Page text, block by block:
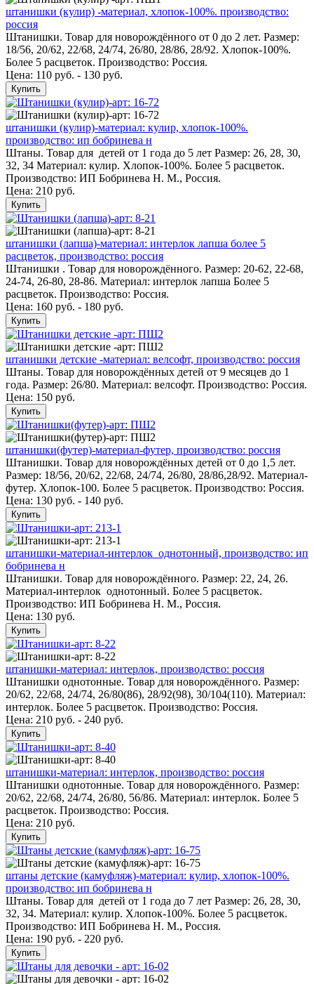
штанишки (кулир) -материал, хлопок-100%. производство:
россия
Штанишки. Товар для новорождённого от 0 до 2 лет. Размер:
18/56, 20/62, 22/68, 24/74, 26/80, 28/86, 28/92. Хлопок-100%.
Более 5 расцветок. Производство: Россия.
Цена: 110 руб. - 130 руб.
Купить
штанишки (кулир)-материал: кулир, хлопок-100%.
производство: ип бобринева н
Штаны. Товар для детей от 1 года до 5 лет Размер: 26, 28, 30,
32, 34 Материал: кулир. Хлопок-100%. Более 5 расцветок.
Производство: ИП Бобринева Н. М., Россия.
Цена: 210 руб.
Купить
штанишки (лапша)-материал: интерлок лапша более 5
расцветок, производство: россия
Штанишки . Товар для новорождённого. Размер: 20-62, 22-68,
24-74, 26-80, 28-86. Материал: интерлок лапша Более 5
расцветок. Производство: Россия.
Цена: 160 руб. - 180 руб.
Купить
штанишки детские -материал: велсофт, производство: россия
Штаны. Товар для новорождённых детей от 9 месяцев до 1
года. Размер: 26/80. Материал: велсофт. Производство: Россия.
Цена: 150 руб.
Купить
штанишки(футер)-материал-футер, производство: россия
Штанишки. Товар для новорождённых детей от 0 до 1,5 лет.
Размер: 18/56, 20/62, 22/68, 24/74, 26/80, 28/86,28/92. Материал-
футер. Хлопок-100. Более 5 расцветок. Производство: Россия.
Цена: 130 руб. - 140 руб.
Купить
штанишки-материал-интерлок однотонный, производство: ип
бобринева н
Штанишки. Товар для новорождённого. Размер: 22, 24, 26.
Материал-интерлок однотонный. Более 5 расцветок.
Производство: ИП Бобринева Н. М., Россия.
Цена: 130 руб.
Купить
штанишки-материал: интерлок, производство: россия
Штанишки однотонные. Товар для новорождённого. Размер:
20/62, 22/68, 24/74, 26/80(86), 28/92(98), 30/104(110). Материал:
интерлок. Более 5 расцветок. Производство: Россия.
Цена: 210 руб. - 240 руб.
Купить
штанишки-материал: интерлок, производство: россия
Штанишки однотонные. Товар для новорождённого. Размер:
20/62, 22/68, 24/74, 26/80, 56/86. Материал: интерлок. Более 5
расцветок. Производство: Россия.
Цена: 210 руб.
Купить
штаны детские (камуфляж)-материал: кулир, хлопок-100%.
производство: ип бобринева н
Штаны. Товар для детей от 1 года до 7 лет Размер: 26, 28, 30,
32, 34. Материал: кулир. Хлопок-100%. Более 5 расцветок.
Производство: ИП Бобринева Н. М., Россия.
Цена: 190 руб. - 220 руб.
Купить